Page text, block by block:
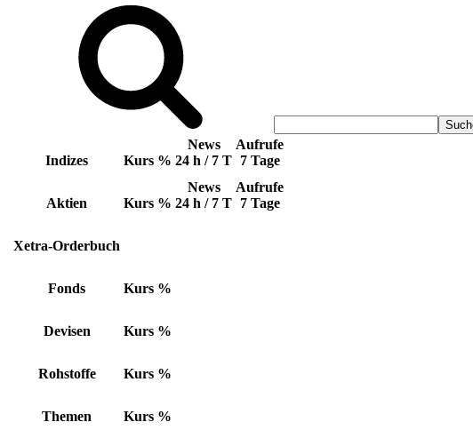
Indizes Kurs %
News
24 h / 7 T
Aufrufe
7 Tage
Aktien Kurs %
News
24 h / 7 T
Aufrufe
7 Tage
Xetra-Orderbuch
Fonds Kurs %
Devisen Kurs %
Rohstoffe Kurs %
Themen Kurs %